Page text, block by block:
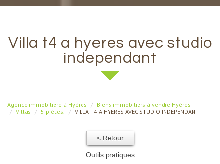
villa t4 a hyeres avec studio
independant
Agence immobilière à Hyères
Biens immobiliers à vendre Hyères
Villas
5 pièces. VILLA T4 A HYERES AVEC STUDIO INDEPENDANT
< Retour
Outils pratiques